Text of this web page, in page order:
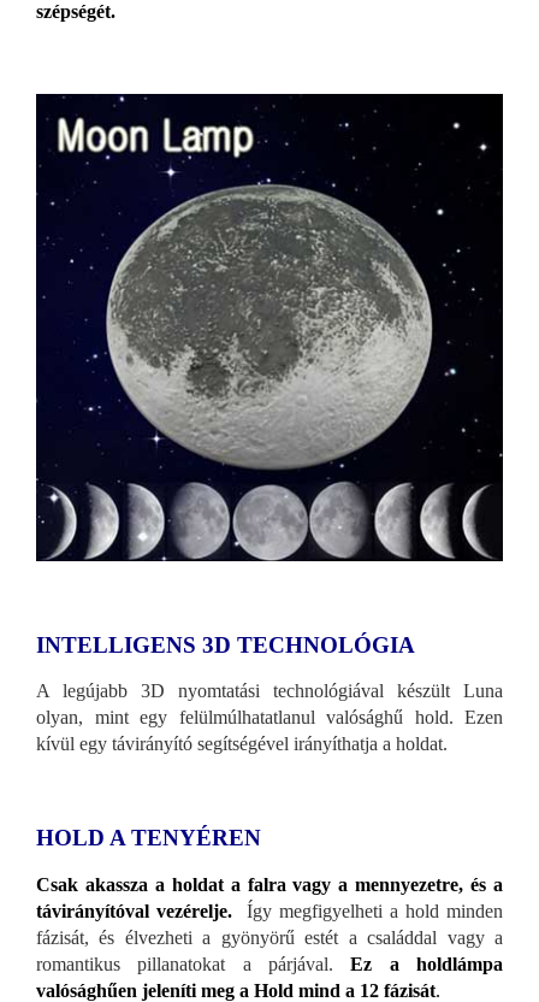
szépségét.
INTELLIGENS 3D TECHNOLÓGIA
A legújabb 3D nyomtatási technológiával készült Luna
olyan, mint egy felülmúlhatatlanul valósághű hold. Ezen
kívül egy távirányító segítségével irányíthatja a holdat.
HOLD A TENYÉREN
Csak akassza a holdat a falra vagy a mennyezetre, és a
távirányítóval vezérelje.
Így megfigyelheti a hold minden
fázisát, és élvezheti a gyönyörű estét a családdal vagy a
romantikus pillanatokat a párjával.Ez a holdlámpa
valósághűen jeleníti meg a Hold mind a 12 fázisát.